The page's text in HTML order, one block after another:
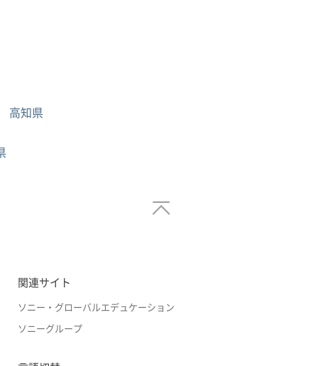
高知県
関連サイト
ソニー・グローバルエデュケーション
ソニーグループ